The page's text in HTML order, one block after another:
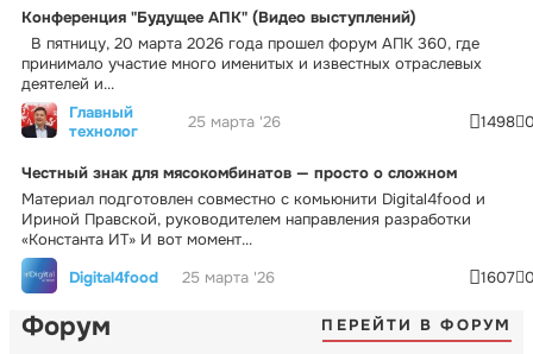
Конференция "Будущее АПК" (Видео выступлений)
В пятницу, 20 марта 2026 года прошел форум АПК 360, где
принимало участие много именитых и известных отраслевых
деятелей и...
Главный
технолог
25 марта '26 1498
Честный знак для мясокомбинатов — просто о сложном
Материал подготовлен совместно с комьюнити Digital4food и
Ириной Правской, руководителем направления разработки
«Константа ИТ» И вот момент...
Digital4food
25 марта '26 1607
Форум ПЕРЕЙТИ В ФОРУМ